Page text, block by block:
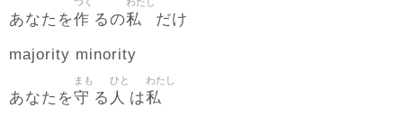
あなたを作 るの私 だけ
majority minority
あなたを守
まも
る 人
ひと
は私
わたし